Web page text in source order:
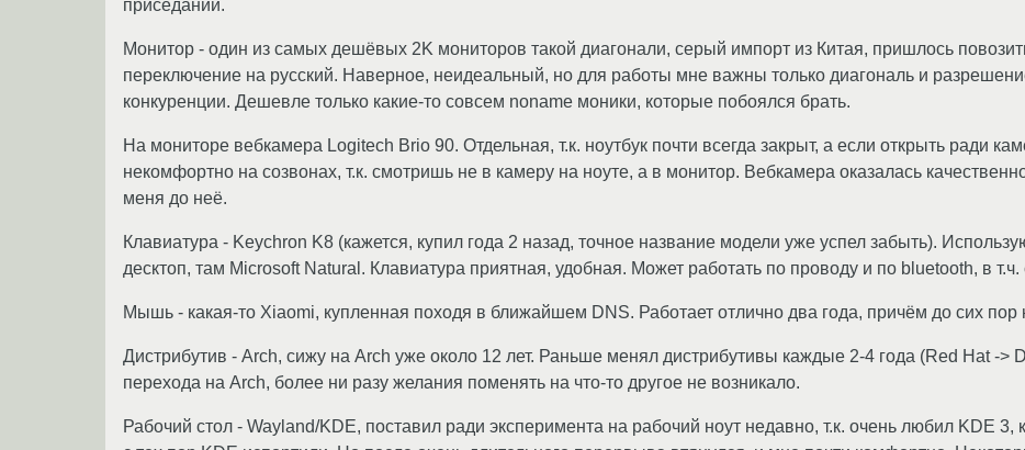
приседаний.
Монитор - один из самых дешёвых 2K мониторов такой диагонали, серый импорт из Китая, пришлось
переключение на русский. Наверное, неидеальный, но для работы мне важны только диагональ и
конкуренции. Дешевле только какие-то совсем noname моники, которые побоялся брать.
На мониторе вебкамера Logitech Brio 90. Отдельная, т.к. ноутбук почти всегда закрыт, а если открыть ради
некомфортно на созвонах, т.к. смотришь не в камеру на ноуте, а в монитор. Вебкамера оказалась
меня до неё.
Клавиатура - Keychron K8 (кажется, купил года 2 назад, точное название модели уже успел забыть).
десктоп, там Microsoft Natural. Клавиатура приятная, удобная. Может работать по проводу и по bluetooth, в
Мышь - какая-то Xiaomi, купленная походя в ближайшем DNS. Работает отлично два года, причём до сих пор
Дистрибутив - Arch, сижу на Arch уже около 12 лет. Раньше менял дистрибутивы каждые 2-4 года (Red Hat ->
перехода на Arch, более ни разу желания поменять на что-то другое не возникало.
Рабочий стол - Wayland/KDE, поставил ради эксперимента на рабочий ноут недавно, т.к. очень любил KDE 3,